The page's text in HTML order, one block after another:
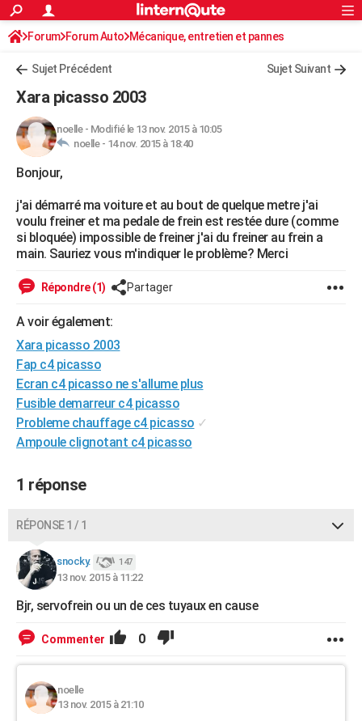
ACTUALITÉS
Politique
Société
Faits Divers
Education
Monde
Villes
+
FINANCE
Retraite
Impôts
Epargne
Immobilier
Risques naturels par ville
Banque
Assurance
Crédit
AUTO
Essais
Réserver un essai
Citadines
Berlines
SUV
Forum auto
+HIGH-TECH
Mobiles
Meilleur smartphone
Internet
Ordinateurs
Jeux vidéo
Guide high-tech
+BRICOLAGE
Forum
Aménagement intérieur
Extérieur
Cuisine
Salle de bains
Jardinage
Rangement
WEEK-END
Guides de France
Escapades
Patrimoine
Expositions
Musées
Week-end nature
LIFESTYLE
SANTE
Alimentation
Guide de la santé
Maladies
Médicaments
Sommeil
VOYAGE
Destinations
City break
Voyage nature
Voyage de noces
Forum
Climat
+PHOTO
GUIDES D'ACHAT
BONS PLANS
CARTE DE VOEUX
COPAINS D'AVANT
S'inscrire
Se connecter
Lycées
Collèges
Primaires
Universités
Entreprises
Service militaire
Avis de recherche
AVIS DE DÉCÈS
FORUM
Rechercher
S'inscrire
Connexion
Forum Forum Auto Mécanique, entretien et pannes
Sujet Précédent Sujet Suivant
Xara picasso 2003
noelle- Modifié le 13 nov. 2015 à 10:05
noelle - 14 nov. 2015 à 18:40
Bonjour,
j'ai démarré ma voiture et au bout de quelque metre j'ai
voulu freiner et ma pedale de frein est restée dure (comme
si bloquée) impossible de freiner j'ai du freiner au frein a
main. Sauriez vous m'indiquer le problème? Merci
Répondre (1) Partager
A voir également:
Xara picasso 2003
Fap c4 picasso
Ecran c4 picasso ne s'allume plus
Fusible demarreur c4 picasso
Probleme chauffage c4 picasso ✓
Ampoule clignotant c4 picasso
1 réponse
RÉPONSE 1 / 1
snocky. 147
13 nov. 2015 à 11:22
Bjr, servofrein ou un de ces tuyaux en cause
Commenter 0
noelle
13 nov. 2015 à 21:10